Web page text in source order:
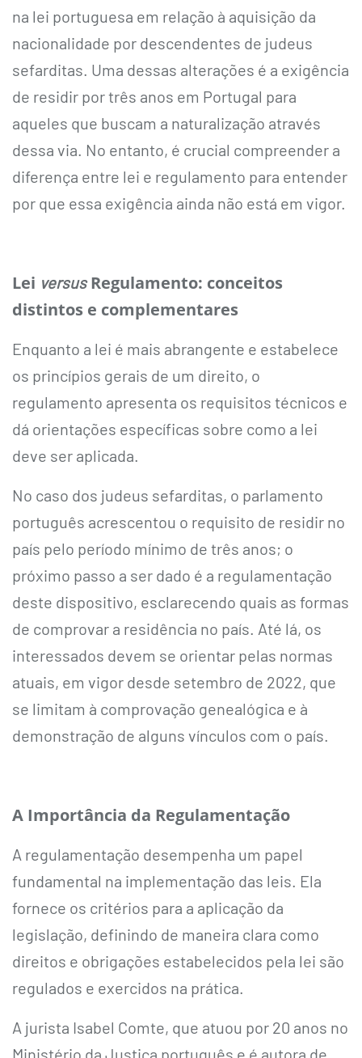
na lei portuguesa em relação à aquisição da
nacionalidade por descendentes de judeus
sefarditas. Uma dessas alterações é a exigência
de residir por três anos em Portugal para
aqueles que buscam a naturalização através
dessa via. No entanto, é crucial compreender a
diferença entre lei e regulamento para entender
por que essa exigência ainda não está em vigor.
Lei versusRegulamento: conceitos
distintos e complementares
Enquanto a lei é mais abrangente e estabelece
os princípios gerais de um direito, o
regulamento apresenta os requisitos técnicos e
dá orientações específicas sobre como a lei
deve ser aplicada.
No caso dos judeus sefarditas, o parlamento
português acrescentou o requisito de residir no
país pelo período mínimo de três anos; o
próximo passo a ser dado é a regulamentação
deste dispositivo, esclarecendo quais as formas
de comprovar a residência no país. Até lá, os
interessados devem se orientar pelas normas
atuais, em vigor desde setembro de 2022, que
se limitam à comprovação genealógica e à
demonstração de alguns vínculos com o país.
A Importância da Regulamentação
A regulamentação desempenha um papel
fundamental na implementação das leis. Ela
fornece os critérios para a aplicação da
legislação, definindo de maneira clara como
direitos e obrigações estabelecidos pela lei são
regulados e exercidos na prática.
A jurista Isabel Comte, que atuou por 20 anos no
Ministério da Justiça português e é autora de